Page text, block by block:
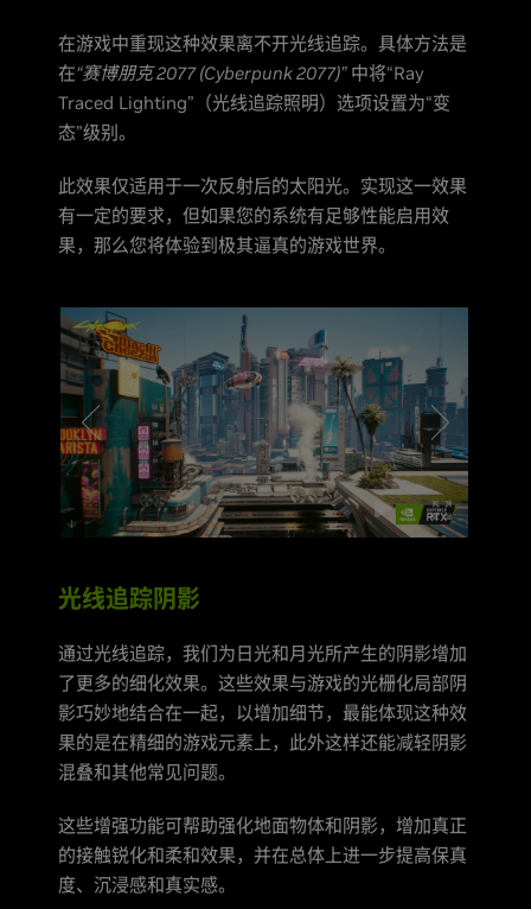
在游戏中重现这种效果离不开光线追踪。具体方法是
在“赛博朋克 2077 (Cyberpunk 2077)”中将“Ray
Traced Lighting”（光线追踪照明）选项设置为“变
态”级别。
此效果仅适用于一次反射后的太阳光。实现这一效果
有一定的要求，但如果您的系统有足够性能启用效
果，那么您将体验到极其逼真的游戏世界。
光线追踪阴影
通过光线追踪，我们为日光和月光所产生的阴影增加
了更多的细化效果。这些效果与游戏的光栅化局部阴
影巧妙地结合在一起，以增加细节，最能体现这种效
果的是在精细的游戏元素上，此外这样还能减轻阴影
混叠和其他常见问题。
这些增强功能可帮助强化地面物体和阴影，增加真正
的接触锐化和柔和效果，并在总体上进一步提高保真
度、沉浸感和真实感。